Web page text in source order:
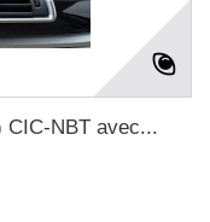
CIC-NBT avec...